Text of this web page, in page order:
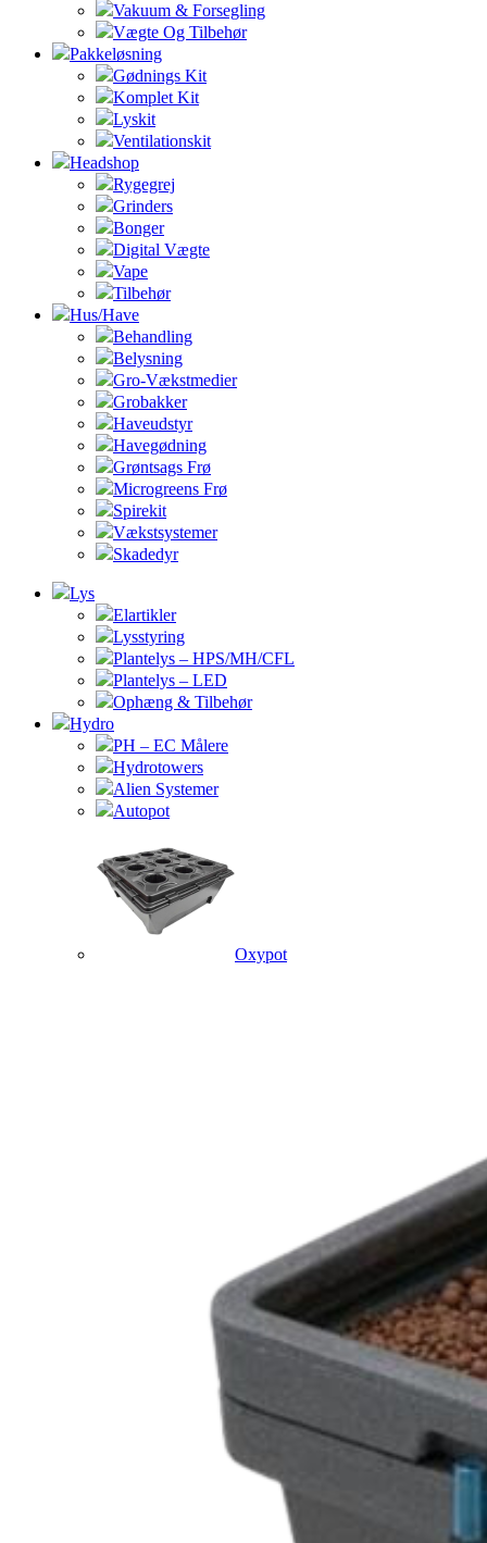
Vakuum & Forsegling
Vægte Og Tilbehør
Pakkeløsning
Gødnings Kit
Komplet Kit
Lyskit
Ventilationskit
Headshop
Rygegrej
Grinders
Bonger
Digital Vægte
Vape
Tilbehør
Hus/Have
Behandling
Belysning
Gro-Vækstmedier
Grobakker
Haveudstyr
Havegødning
Grøntsags Frø
Microgreens Frø
Spirekit
Vækstsystemer
Skadedyr
Lys
Elartikler
Lysstyring
Plantelys – HPS/MH/CFL
Plantelys – LED
Ophæng & Tilbehør
Hydro
PH – EC Målere
Hydrotowers
Alien Systemer
Autopot
Oxypot